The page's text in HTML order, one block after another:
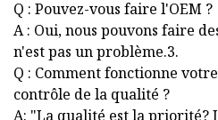
Q : Pouvez-vous faire l'OEM ?
A : Oui, nous pouvons faire
n'est pas un problème.3.
Q : Comment fonctionne
contrôle de la qualité ?
A: "La qualité est la priorité?